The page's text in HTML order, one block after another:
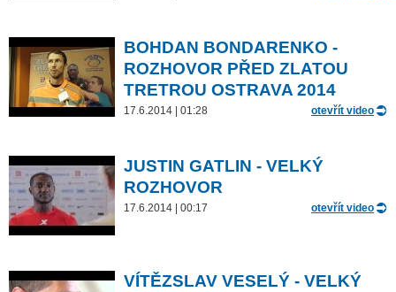
BOHDAN BONDARENKO -
ROZHOVOR PŘED ZLATOU
TRETROU OSTRAVA 2014
17.6.2014 | 01:28 otevřít video
JUSTIN GATLIN - VELKÝ
ROZHOVOR
17.6.2014 | 00:17 otevřít video
VÍTĚZSLAV VESELÝ - VELKÝ